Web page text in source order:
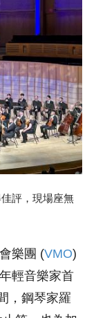
評，現場座無
樂團 (VMO)
輕音樂家首
，鋼琴家羅